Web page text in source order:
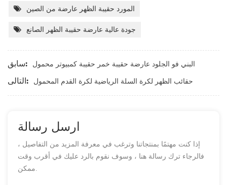
المورد حقيبة الظهر عارضة من الصين
جودة عالية عارضة حقيبة الظهر الصانع
سابق: البني فو الجلود عارضة حقيبة خمر حقيبة كمبيوتر محمول
التالى: حقائب الظهر لكرة السلة الرياضية لكرة القدم المحمول
ارسل رسالة
إذا كنت مهتمًا بمنتجاتنا وترغب في معرفة المزيد من التفاصيل ،
فالرجاء ترك رسالة هنا ، وسوف نقوم بالرد عليك في أقرب وقت